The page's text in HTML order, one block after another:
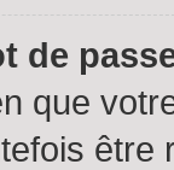
de
que
être